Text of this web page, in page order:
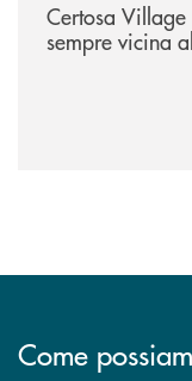
Certosa
sempre vicina
Come